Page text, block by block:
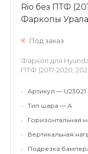
Rio без ПТФ
Фаркопы Урала
Под заказ
Фаркоп для
ПТФ (2017-2020,
•
Артикул — U23021
•
Тип шара — A
•
Горизонтальная
•
Вертикальная
•
Подрезка